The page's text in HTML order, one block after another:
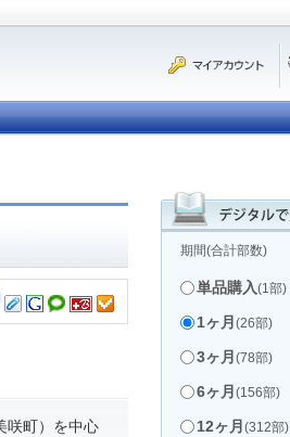
期間(合計部数)
単品購入(1部)
1ヶ月 (26部)
3ヶ月 (78部)
6ヶ月 (156部)
12ヶ月 (312部)
咲町）を中心